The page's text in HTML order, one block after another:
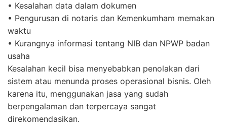
• Kesalahan data dalam dokumen
• Pengurusan di notaris dan Kemenkumham memakan
waktu
• Kurangnya informasi tentang NIB dan NPWP badan
usaha
Kesalahan kecil bisa menyebabkan penolakan dari
sistem atau menunda proses operasional bisnis. Oleh
karena itu, menggunakan jasa yang sudah
berpengalaman dan terpercaya sangat
direkomendasikan.